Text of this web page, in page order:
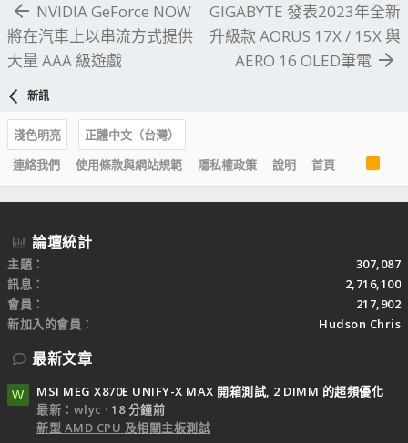
NVIDIA GeForce NOW
將在汽車上以串流方式提供
大量 AAA 級遊戲
GIGABYTE 發表2023年全新
升級款 AORUS 17X / 15X 與
AERO 16 OLED筆電
新訊
淺色明亮
正體中文（台灣）
連絡我們
使用條款與網站規範 隱私權政策 說明 首頁
S
論壇統計
主題
307,087
訊息
2,716,100
會員
217,902
新加入的會員
Hudson Chris
最新文章
W
MSI MEG X870E UNIFY-X MAX 開箱測試, 2 DIMM 的超頻優化
最新：wlyc
18 分鐘前
新型 AMD CPU 及相關主板測試